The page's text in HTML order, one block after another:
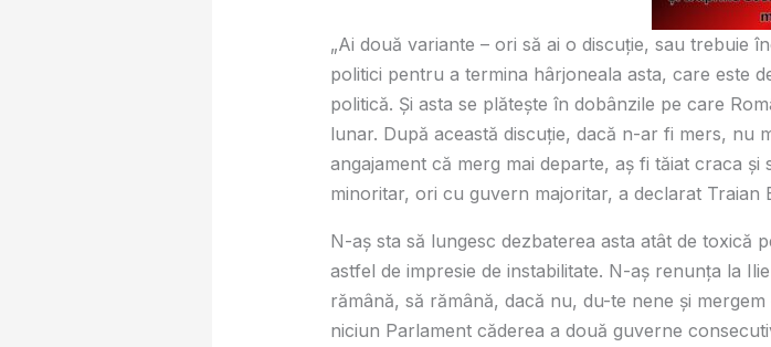
„Ai două variante – ori să ai o discuție, sau trebuie
politici pentru a termina hârjoneala asta, care este
politică. Și asta se plătește în dobânzile pe care
lunar. După această discuție, dacă n-ar fi mers, nu
angajament că merg mai departe, aș fi tăiat craca
minoritar, ori cu guvern majoritar, a declarat Traian
N-aș sta să lungesc dezbaterea asta atât de toxică
astfel de impresie de instabilitate. N-aș renunța la
rămână, să rămână, dacă nu, du-te nene și
niciun Parlament căderea a două guverne